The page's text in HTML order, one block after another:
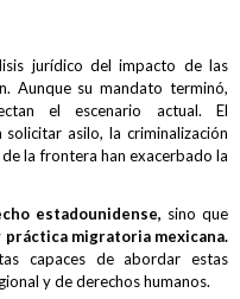
jurídico del impacto de las
Aunque su mandato terminó,
el escenario actual. El
asilo, la criminalización
la frontera han exacerbado la
estadounidense, sino que
práctica migratoria mexicana.
capaces de abordar estas
y de derechos humanos.